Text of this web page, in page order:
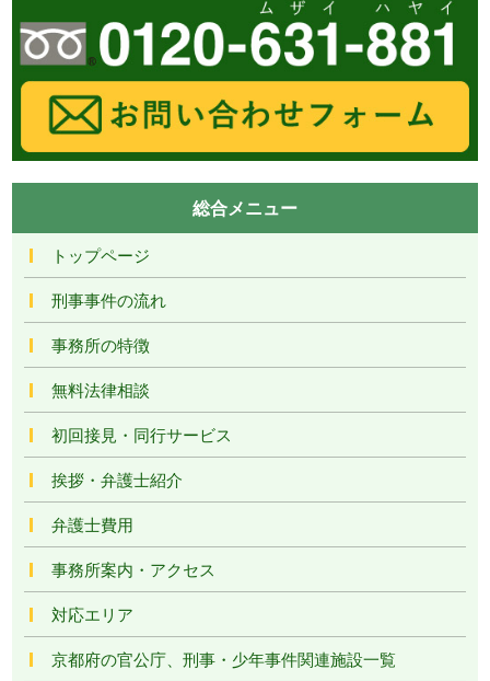
総合メニュー
トップページ
刑事事件の流れ
事務所の特徴
無料法律相談
初回接見・同行サービス
挨拶・弁護士紹介
弁護士費用
事務所案内・アクセス
対応エリア
京都府の官公庁、刑事・少年事件関連施設一覧